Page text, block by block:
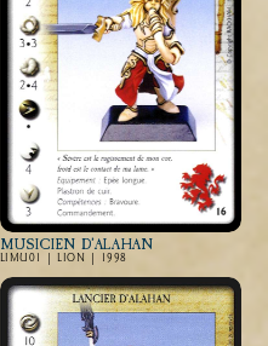
MUSICIEN D’ALAHAN
LIMU01 | LION | 1998